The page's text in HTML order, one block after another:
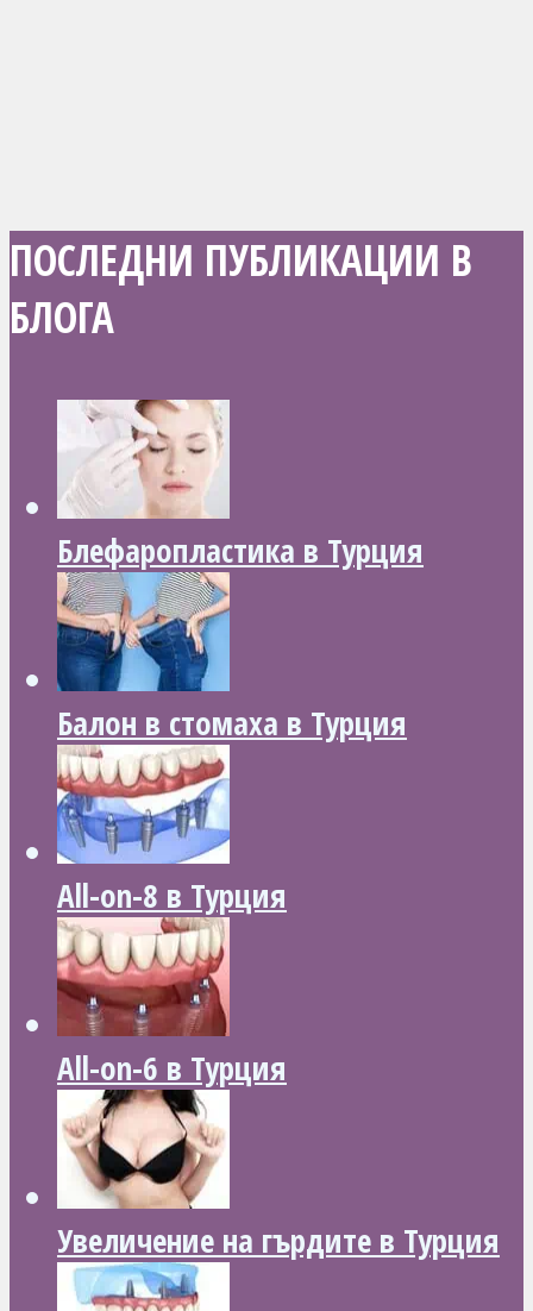
ПОСЛЕДНИ ПУБЛИКАЦИИ В
БЛОГА
Блефаропластика в Турция
Балон в стомаха в Турция
All-on-8 в Турция
All-on-6 в Турция
Увеличение на гърдите в Турция